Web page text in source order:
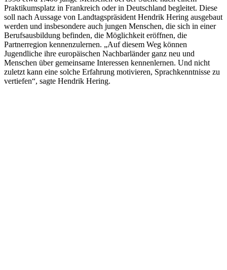
Praktikumsplatz in Frankreich oder in Deutschland begleitet. Diese
soll nach Aussage von Landtagspräsident Hendrik Hering ausgebaut
werden und insbesondere auch jungen Menschen, die sich in einer
Berufsausbildung befinden, die Möglichkeit eröffnen, die
Partnerregion kennenzulernen. „Auf diesem Weg können
Jugendliche ihre europäischen Nachbarländer ganz neu und
Menschen über gemeinsame Interessen kennenlernen. Und nicht
zuletzt kann eine solche Erfahrung motivieren, Sprachkenntnisse zu
vertiefen“, sagte Hendrik Hering.